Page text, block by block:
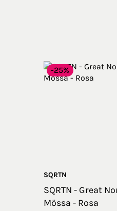
-25%
SQRTN
SQRTN - Great
Mössa - Rosa